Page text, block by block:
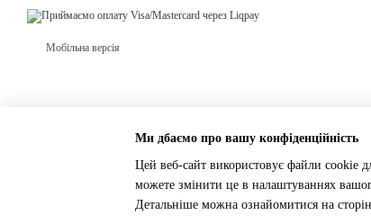
Мобільна версія
Інтернет-магазин створений з Хорошоп
Ми дбаємо про вашу конфіденційність
Цей веб-сайт використовує файли cookie
можете змінити це в налаштуваннях
Детальніше можна ознайомитися на